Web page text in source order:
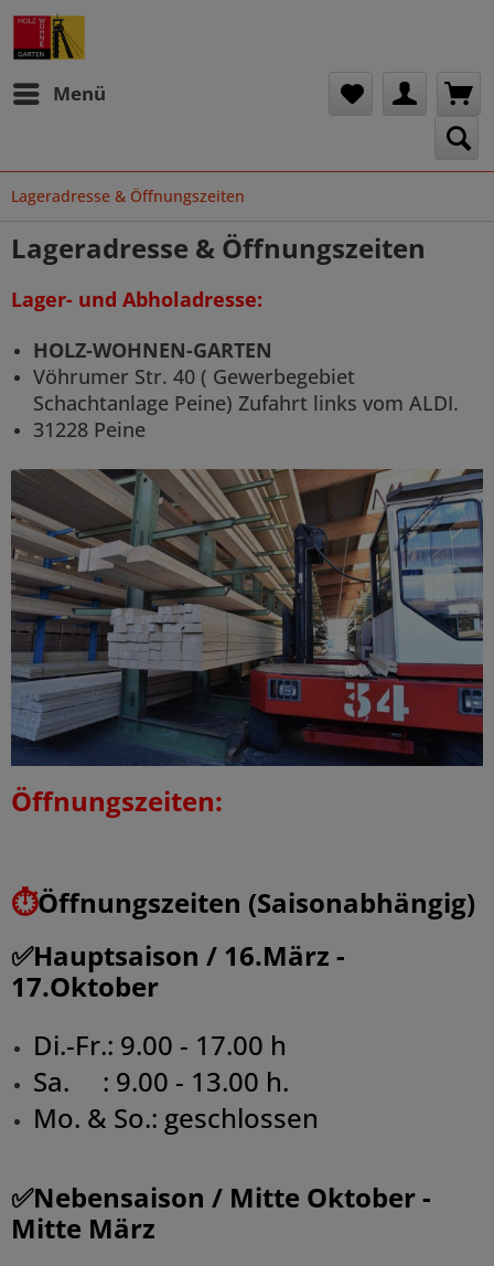
Menü
Lageradresse & Öffnungszeiten
Lageradresse & Öffnungszeiten
Lager- und Abholadresse:
HOLZ-WOHNEN-GARTEN
Vöhrumer Str. 40 ( Gewerbegebiet
Schachtanlage Peine) Zufahrt links vom ALDI.
31228 Peine
Öffnungszeiten:
⏱️Öffnungszeiten (Saisonabhängig)
✅Hauptsaison / 16.März -
17.Oktober
Di.-Fr.: 9.00 - 17.00 h
Sa. : 9.00 - 13.00 h.
Mo. & So.: geschlossen
✅Nebensaison / Mitte Oktober -
Mitte März